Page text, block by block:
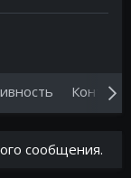
Контент
сообщения.